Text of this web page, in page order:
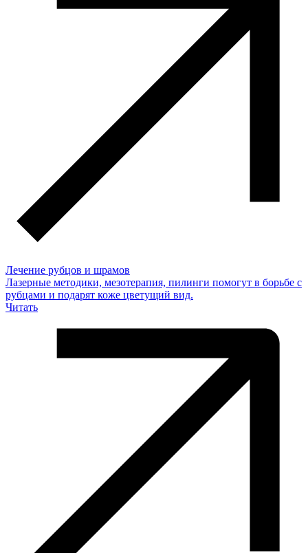
Лечение рубцов и шрамов
Лазерные методики, мезотерапия, пилинги помогут в борьбе с
рубцами и подарят коже цветущий вид.
Читать